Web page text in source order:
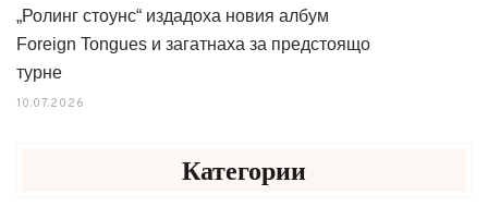
„Ролинг стоунс“ издадоха новия албум
Foreign Tongues и загатнаха за предстоящо
турне
10.07.2026
Категории